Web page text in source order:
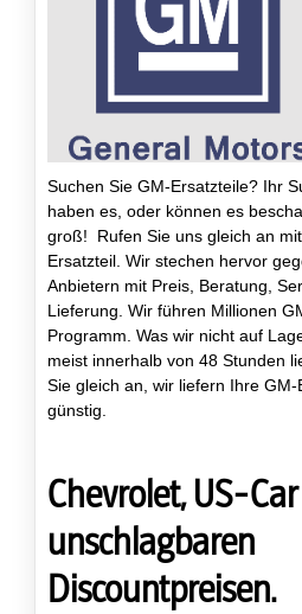
Suchen Sie GM-Ersatzteile? Ihr
haben es, oder können es
groß! Rufen Sie uns gleich an
Ersatzteil. Wir stechen hervor
Anbietern mit Preis, Beratung,
Lieferung. Wir führen Millionen
Programm. Was wir nicht auf
meist innerhalb von 48 Stunden
Sie gleich an, wir liefern Ihre
günstig.
Chevrolet, US-
unschlagbaren
Discountpreisen.